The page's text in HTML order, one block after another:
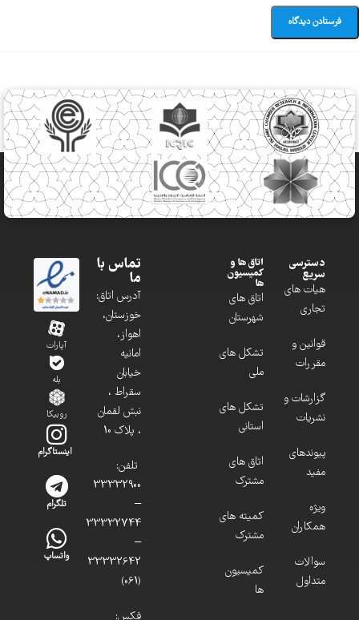
دسترسی
سریع
هیات های
تجاری
قوانین و
مقررات
گزارشات و
نشریات
پیوندهای
مفید
ویژه
همکاران
سوالات
متداول
اتاق ها و
کمیسیون
ها
اتاق های
شهرستان
تشکل های
ملی
تشکل های
استانی
اتاق های
مشترک
کمیته های
مشترک
کمیسیون
ها
تماس با
ما
آدرس اتاق:
خوزستان،
اهواز،
امانیه
خیابان
سقراط ،
نبش لقمان
، پلاک 10
تلفن:
33332900
–
33332744
–
33332642
(061)
فکس:
آپارات
بله
روبیکا
اینستاگرام
تلگرام
واتساپ